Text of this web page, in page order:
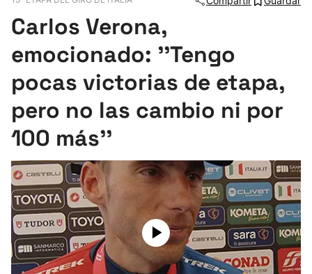
Pelota
Remo
Baloncesto
Ciclismo
Herri-kirolak
Balonmano
Carlos Verona,
emocionado: ''Tengo
pocas victorias de etapa,
pero no las cambio ni por
100 más''